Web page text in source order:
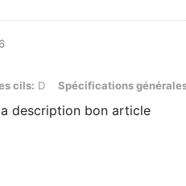
D, Spécifications générales: Livre
cils: D Spécifications
description bon article